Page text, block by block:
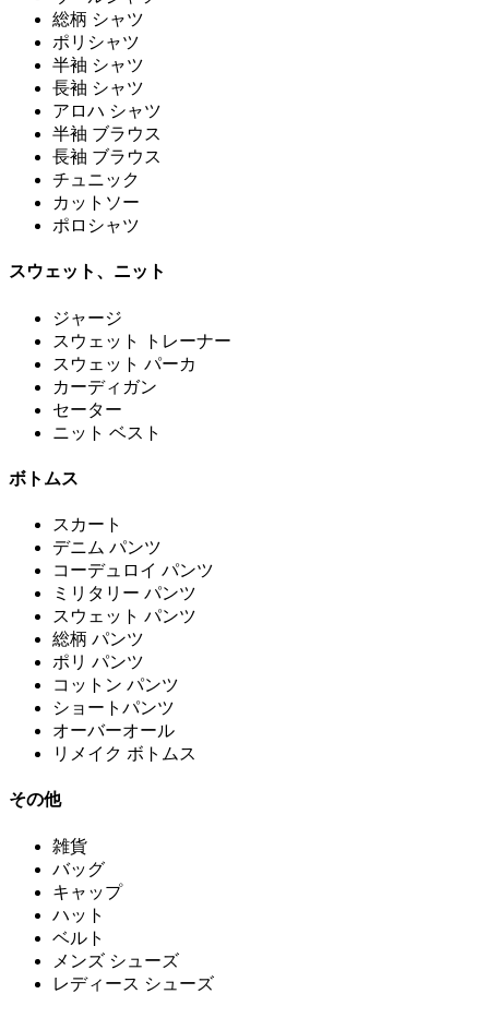
総柄 シャツ
ポリシャツ
半袖 シャツ
長袖 シャツ
アロハ シャツ
半袖 ブラウス
長袖 ブラウス
チュニック
カットソー
ポロシャツ
スウェット、ニット
ジャージ
スウェット トレーナー
スウェット パーカ
カーディガン
セーター
ニット ベスト
ボトムス
スカート
デニム パンツ
コーデュロイ パンツ
ミリタリー パンツ
スウェット パンツ
総柄 パンツ
ポリ パンツ
コットン パンツ
ショートパンツ
オーバーオール
リメイク ボトムス
その他
雑貨
バッグ
キャップ
ハット
ベルト
メンズ シューズ
レディース シューズ